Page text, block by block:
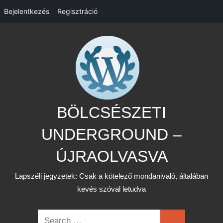
Bejelentkezés Regisztráció
BÖLCSÉSZETI
UNDERGROUND –
ÚJRAOLVASVA
Lapszéli jegyzetek: Csak a kötelező mondanivaló, általában
kevés szóval letudva
Search